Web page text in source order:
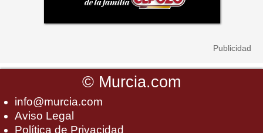
© Murcia.com
info@murcia.com
Aviso Legal
Política de Privacidad